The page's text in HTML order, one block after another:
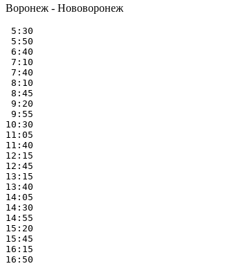
Воронеж - Нововоронеж
5:30
5:50
6:40
7:10
7:40
8:10
8:45
9:20
9:55
10:30
11:05
11:40
12:15
12:45
13:15
13:40
14:05
14:30
14:55
15:20
15:45
16:15
16:50